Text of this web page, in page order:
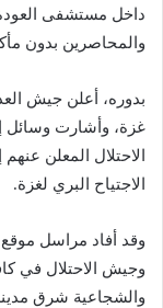
داخل مستشفى
والمحاصرين بدون
غزة، وأشارت وسائل
الاجتياح البري لغزة.
وقد أفاد مراسل موقع
وجيش الاحتلال في
والشجاعية شرق